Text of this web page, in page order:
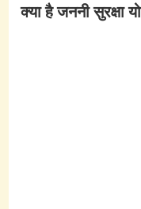
क्या है जननी सुरक्षा